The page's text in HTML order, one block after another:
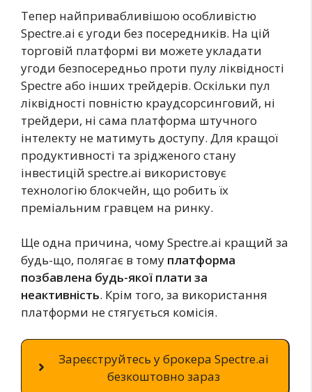
Тепер найпривабливішою особливістю
Spectre.ai є угоди без посередників. На цій
торговій платформі ви можете укладати
угоди безпосередньо проти пулу ліквідності
Spectre або інших трейдерів. Оскільки пул
ліквідності повністю краудсорсинговий, ні
трейдери, ні сама платформа штучного
інтелекту не матимуть доступу. Для кращої
продуктивності та зрідженого стану
інвестицій spectre.ai використовує
технологію блокчейн, що робить їх
преміальним гравцем на ринку.
Ще одна причина, чому Spectre.ai кращий за
будь-що, полягає в тому платформа
позбавлена будь-якої плати за
неактивність. Крім того, за використання
платформи не стягується комісія.
Зареєструйтесь у брокера Spectre.ai
безкоштовно зараз